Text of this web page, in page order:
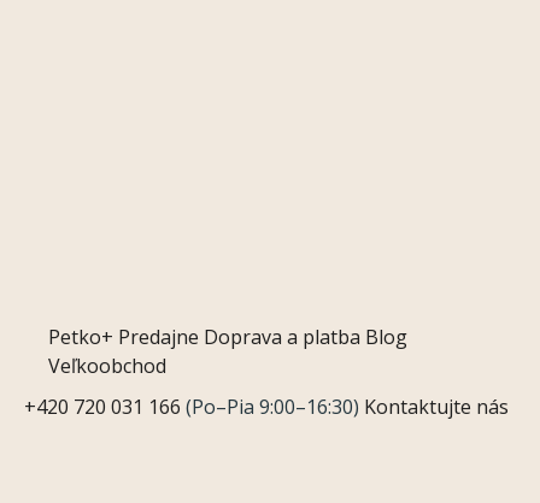
Petko+ Predajne Doprava a platba Blog
Veľkoobchod
+420 720 031 166 (Po–Pia 9:00–16:30) Kontaktujte nás